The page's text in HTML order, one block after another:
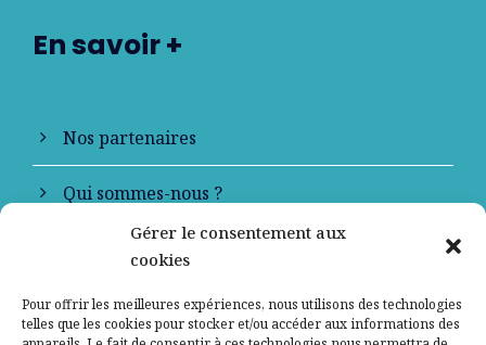
Gérer le consentement aux
cookies
Pour offrir les meilleures expériences, nous utilisons des technologies
telles que les cookies pour stocker et/ou accéder aux informations des
En savoir +
Nos partenaires
Qui sommes-nous ?
Contactez-nous
Mentions légales